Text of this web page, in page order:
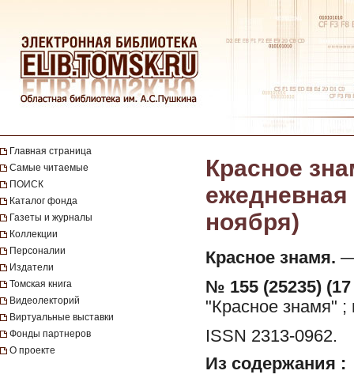
Главная страница
Самые читаемые
ПОИСК
Каталог фонда
Газеты и журналы
Коллекции
Персоналии
Издатели
Томская книга
Видеолекторий
Виртуальные выставки
Фонды партнеров
О проекте
Красное
ежедневная
ноября)
Красное знамя. —
№ 155 (25235)
"Красное знамя" ;
ISSN 2313-0962.
Из содержания :